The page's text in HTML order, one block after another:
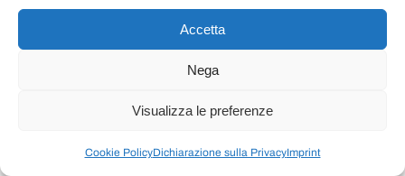
Accetta
Nega
Visualizza le preferenze
Cookie PolicyDichiarazione sulla PrivacyImprint
centrare il vostro obiettivo. Abbiamo già in magazzino
diverse fustella al fine di abbassare i costi fissi.
2. CREATIVE SEEDING ED EFFETTO